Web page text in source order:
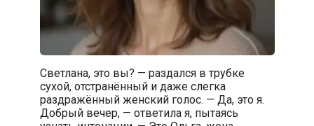
Светлана, это вы? — раздался в трубке
сухой, отстранённый и даже слегка
раздражённый женский голос. — Да, это я.
Добрый вечер, — ответила я, пытаясь